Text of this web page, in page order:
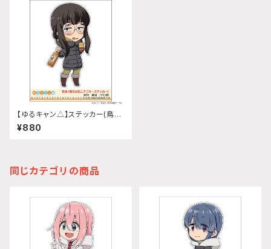
【ゆるキャン△】ステッカー(鳥羽
美波(グビ姉))
¥880
同じカテゴリの商品